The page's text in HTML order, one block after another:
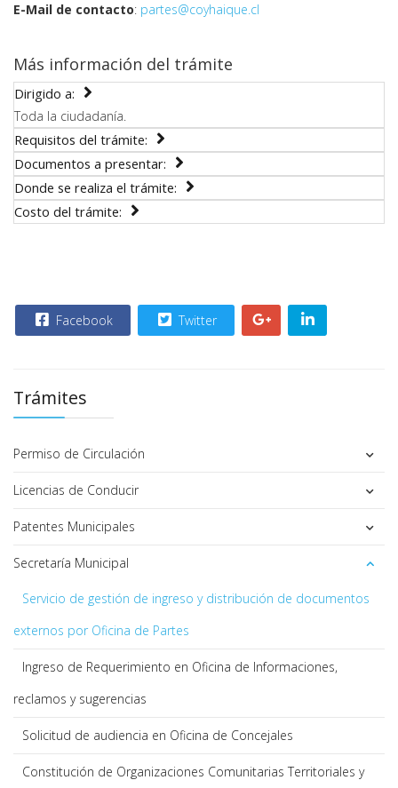
E-Mail de contacto: partes@coyhaique.cl
Más información del trámite
Dirigido a:
Toda la ciudadanía.
Requisitos del trámite:
Documentos a presentar:
Donde se realiza el trámite:
Costo del trámite:
Facebook Twitter
Trámites
Permiso de Circulación
Licencias de Conducir
Patentes Municipales
Secretaría Municipal
Servicio de gestión de ingreso y distribución de documentos
externos por Oficina de Partes
Ingreso de Requerimiento en Oficina de Informaciones,
reclamos y sugerencias
Solicitud de audiencia en Oficina de Concejales
Constitución de Organizaciones Comunitarias Territoriales y